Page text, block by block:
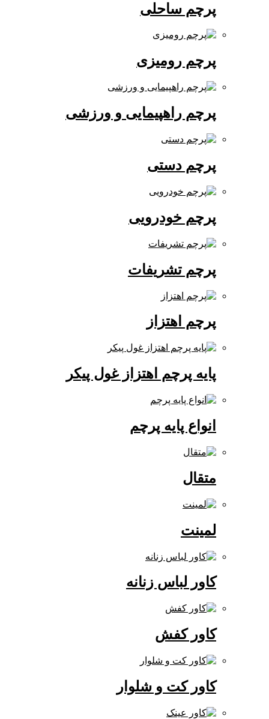
پرچم ساحلی
پرچم رومیزی
پرچم راهپیمایی و ورزشی
پرچم دستی
پرچم خودرویی
پرچم تشریفات
پرچم اهتزاز
پایه پرچم اهتزاز غول پیکر
انواع پایه پرچم
کاور لباس زنانه
کاور کفش
کاور کت و شلوار